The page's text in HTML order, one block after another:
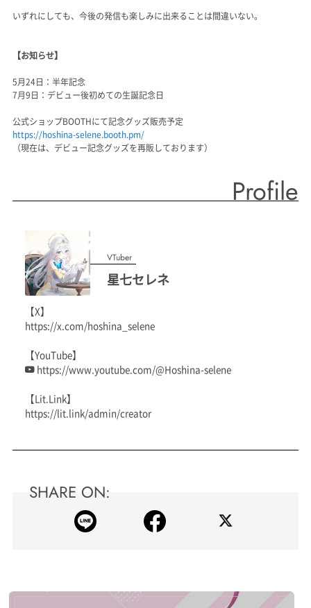
いずれにしても、今後の発信も楽しみに出来ることは間違いない。
【お知らせ】
5月24日：半年記念
7月9日：デビュー後初めての生誕記念日
公式ショップBOOTHにて記念グッズ販売予定
https://hoshina-selene.booth.pm/
（現在は、デビュー記念グッズを再販しております）
Profile
VTuber
星七セレネ
【X】
https://x.com/hoshina_selene
【YouTube】
https://www.youtube.com/@Hoshina-selene
【Lit.Link】
https://lit.link/admin/creator
SHARE ON: